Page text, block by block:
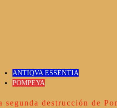
ANTIQVA ESSENTIA
POMPEYA
segunda destrucción de